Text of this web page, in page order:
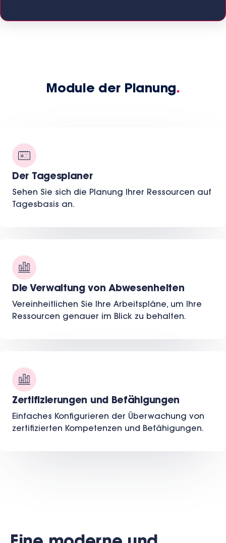
Module der Planung.
Der Tagesplaner
Sehen Sie sich die Planung Ihrer Ressourcen auf
Tagesbasis an.
Die Verwaltung von Abwesenheiten
Vereinheitlichen Sie Ihre Arbeitspläne, um Ihre
Ressourcen genauer im Blick zu behalten.
Zertifizierungen und Befähigungen
Einfaches Konfigurieren der Überwachung von
zertifizierten Kompetenzen und Befähigungen.